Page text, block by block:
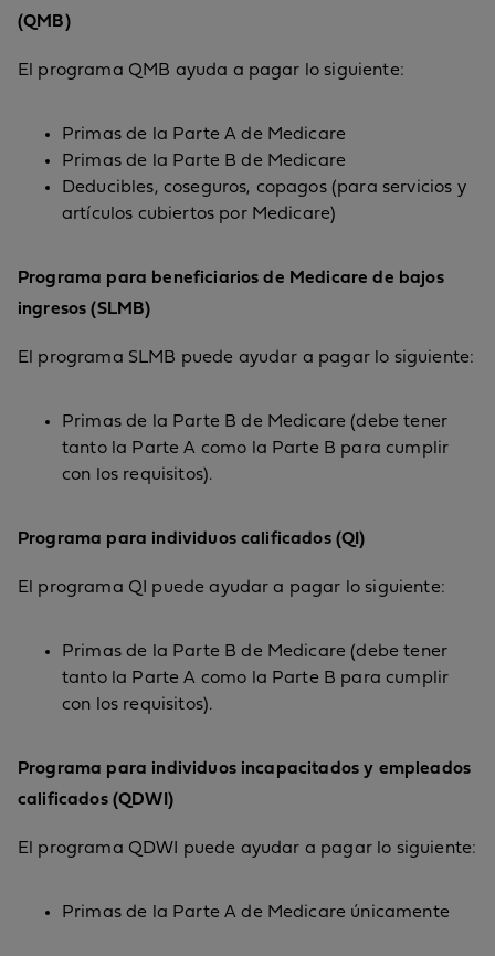
(QMB)
El programa QMB ayuda a pagar lo siguiente:
Primas de la Parte A de Medicare
Primas de la Parte B de Medicare
Deducibles, coseguros, copagos (para servicios y
artículos cubiertos por Medicare)
Programa para beneficiarios de Medicare de bajos
ingresos (SLMB)
El programa SLMB puede ayudar a pagar lo siguiente:
Primas de la Parte B de Medicare (debe tener
tanto la Parte A como la Parte B para cumplir
con los requisitos).
Programa para individuos calificados (QI)
El programa QI puede ayudar a pagar lo siguiente:
Primas de la Parte B de Medicare (debe tener
tanto la Parte A como la Parte B para cumplir
con los requisitos).
Programa para individuos incapacitados y empleados
calificados (QDWI)
El programa QDWI puede ayudar a pagar lo siguiente:
Primas de la Parte A de Medicare únicamente